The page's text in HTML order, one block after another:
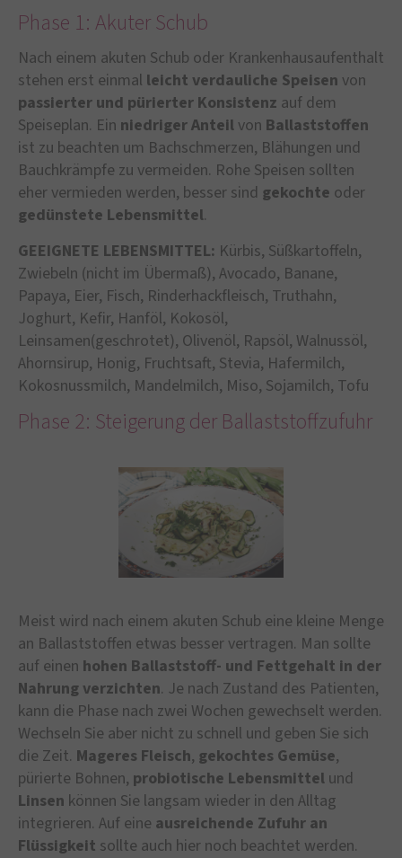
Phase 1: Akuter Schub
Nach einem akuten Schub oder Krankenhausaufenthalt
stehen erst einmal leicht verdauliche Speisen von
passierter und pürierter Konsistenz auf dem
Speiseplan. Ein niedriger Anteil von Ballaststoffen
ist zu beachten um Bachschmerzen, Blähungen und
Bauchkrämpfe zu vermeiden. Rohe Speisen sollten
eher vermieden werden, besser sind gekochte oder
gedünstete Lebensmittel.
GEEIGNETE LEBENSMITTEL: Kürbis, Süßkartoffeln,
Zwiebeln (nicht im Übermaß), Avocado, Banane,
Papaya, Eier, Fisch, Rinderhackfleisch, Truthahn,
Joghurt, Kefir, Hanföl, Kokosöl,
Leinsamen(geschrotet), Olivenöl, Rapsöl, Walnussöl,
Ahornsirup, Honig, Fruchtsaft, Stevia, Hafermilch,
Kokosnussmilch, Mandelmilch, Miso, Sojamilch, Tofu
Phase 2: Steigerung der Ballaststoffzufuhr
Meist wird nach einem akuten Schub eine kleine Menge
an Ballaststoffen etwas besser vertragen. Man sollte
auf einen hohen Ballaststoff- und Fettgehalt in der
Nahrung verzichten. Je nach Zustand des Patienten,
kann die Phase nach zwei Wochen gewechselt werden.
Wechseln Sie aber nicht zu schnell und geben Sie sich
die Zeit. Mageres Fleisch, gekochtes Gemüse,
pürierte Bohnen, probiotische Lebensmittel und
Linsen können Sie langsam wieder in den Alltag
integrieren. Auf eine ausreichende Zufuhr an
Flüssigkeit sollte auch hier noch beachtet werden.